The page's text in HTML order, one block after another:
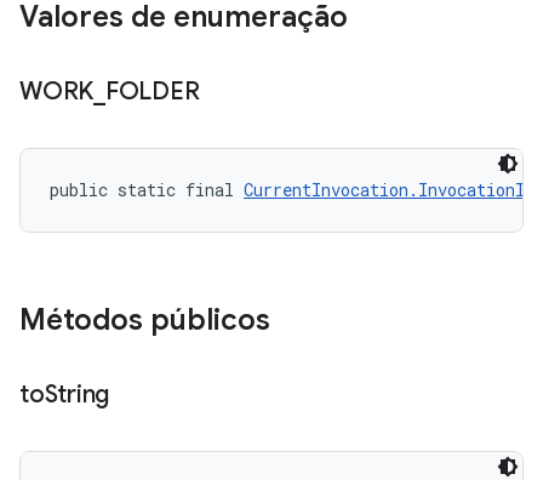
Valores de enumeração
WORK FOLDER
public static final
Métodos públicos
toString